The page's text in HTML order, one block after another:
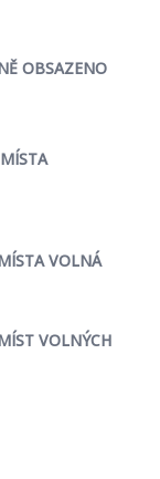
OBSAZENO
VOLNÁ
VOLNÝCH